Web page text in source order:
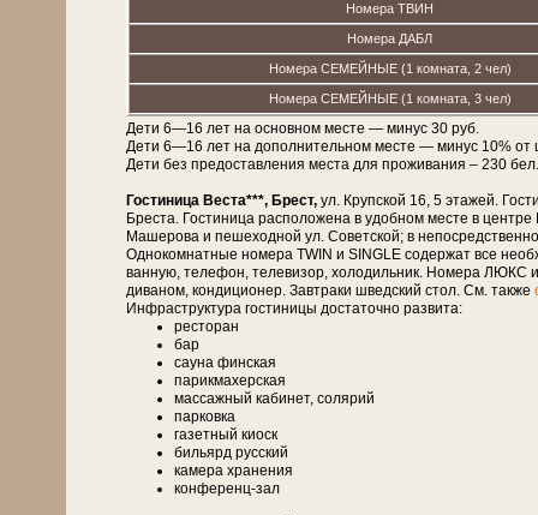
Номера ТВИН
Номера ДАБЛ
Номера СЕМЕЙНЫЕ (1 комната, 2 чел)
Номера СЕМЕЙНЫЕ (1 комната, 3 чел)
Дети 6—16 лет на основном месте — минус 30 руб.
Дети 6—16 лет на дополнительном месте — минус 10% от
Дети без предоставления места для проживания – 230
Гостиница Веста***, Брест, ул. Крупской 16, 5 этажей.
Бреста. Гостиница расположена в удобном месте в
Машерова и пешеходной ул. Советской; в
Однокомнатные номера TWIN и SINGLE содержат все
ванную, телефон, телевизор, холодильник. Номера ЛЮКС
диваном, кондиционер. Завтраки шведский стол. См. также
Инфраструктура гостиницы достаточно развита:
ресторан
бар
сауна финская
парикмахерская
массажный кабинет, солярий
парковка
газетный киоск
бильярд русский
камера хранения
конференц-зал